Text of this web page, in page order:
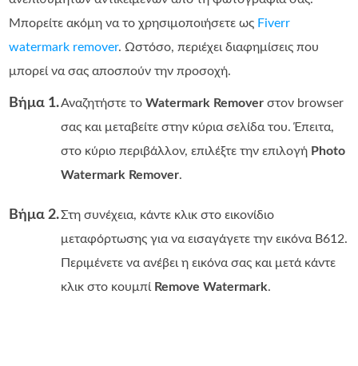
Μπορείτε ακόμη να το χρησιμοποιήσετε ως Fiverr
watermark remover. Ωστόσο, περιέχει διαφημίσεις που
μπορεί να σας αποσπούν την προσοχή.
Βήμα 1.Αναζητήστε τοWatermark Remover στον browser
σας και μεταβείτε στην κύρια σελίδα του. Έπειτα,
στο κύριο περιβάλλον, επιλέξτε την επιλογή Photo
Watermark Remover.
Βήμα 2.Στη συνέχεια, κάντε κλικ στο εικονίδιο
μεταφόρτωσης για να εισαγάγετε την εικόνα B612.
Περιμένετε να ανέβει η εικόνα σας και μετά κάντε
κλικ στο κουμπί Remove Watermark.